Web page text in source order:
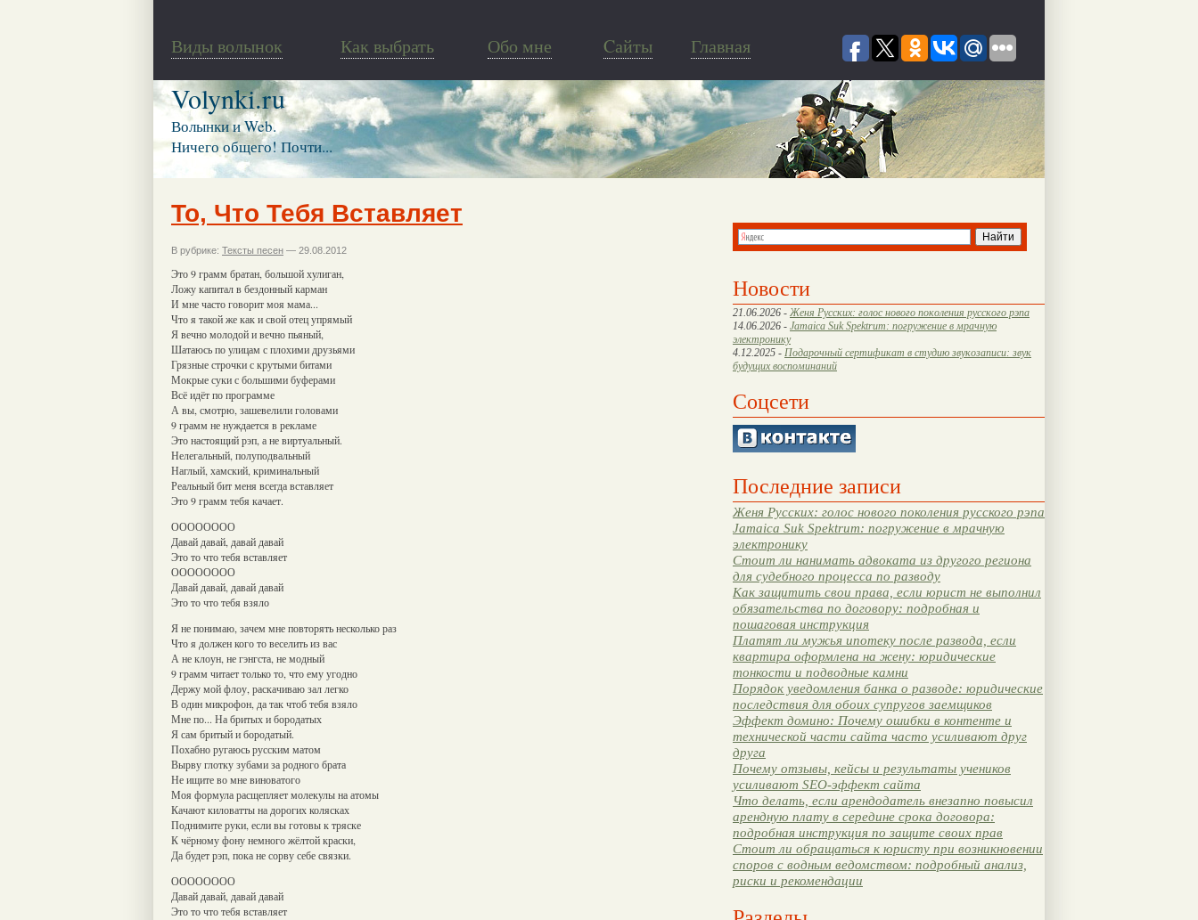
Виды волынок Как выбрать Обо мне Cайты Главная
Volynki.ru
Волынки и Web.
Ничего общего! Почти...
Новости
21.06.2026 - Женя Русских: голос нового поколения русского рэпа
14.06.2026 - Jamaica Suk Spektrum: погружение в мрачную
электронику
4.12.2025 - Подарочный сертификат в студию звукозаписи: звук
будущих воспоминаний
Соцсети
Последние записи
Женя Русских: голос нового поколения русского рэпа
Jamaica Suk Spektrum: погружение в мрачную
электронику
Стоит ли нанимать адвоката из другого региона
для судебного процесса по разводу
Как защитить свои права, если юрист не выполнил
обязательства по договору: подробная и
пошаговая инструкция
Платят ли мужья ипотеку после развода, если
квартира оформлена на жену: юридические
тонкости и подводные камни
Порядок уведомления банка о разводе: юридические
последствия для обоих супругов заемщиков
Эффект домино: Почему ошибки в контенте и
технической части сайта часто усиливают друг
друга
Почему отзывы, кейсы и результаты учеников
усиливают SEO-эффект сайта
Что делать, если арендодатель внезапно повысил
арендную плату в середине срока договора:
подробная инструкция по защите своих прав
Стоит ли обращаться к юристу при возникновении
споров с водным ведомством: подробный анализ,
риски и рекомендации
То, Что Тебя Вставляет
В рубрике: Тексты песен — 29.08.2012
Это 9 грамм братан, большой хулиган,
Ложу капитал в бездонный карман
И мне часто говорит моя мама...
Что я такой же как и свой отец упрямый
Я вечно молодой и вечно пьяный,
Шатаюсь по улицам с плохими друзьями
Грязные строчки с крутыми битами
Мокрые суки с большими буферами
Всё идёт по программе
А вы, смотрю, зашевелили головами
9 грамм не нуждается в рекламе
Это настоящий рэп, а не виртуальный.
Нелегальный, полуподвальный
Наглый, хамский, криминальный
Реальный бит меня всегда вставляет
Это 9 грамм тебя качает.
ОООООООО
Давай давай, давай давай
Это то что тебя вставляет
ОООООООО
Давай давай, давай давай
Это то что тебя взяло
Я не понимаю, зачем мне повторять несколько раз
Что я должен кого то веселить из вас
А не клоун, не гэнгста, не модный
9 грамм читает только то, что ему угодно
Держу мой флоу, раскачиваю зал легко
В один микрофон, да так чтоб тебя взяло
Мне по... На бритых и бородатых
Я сам бритый и бородатый.
Похабно ругаюсь русским матом
Вырву глотку зубами за родного брата
Не ищите во мне виноватого
Моя формула расщепляет молекулы на атомы
Качают киловатты на дорогих колясках
Поднимите руки, если вы готовы к тряске
К чёрному фону немного жёлтой краски,
Да будет рэп, пока не сорву себе связки.
ОООООООО
Давай давай, давай давай
Это то что тебя вставляет